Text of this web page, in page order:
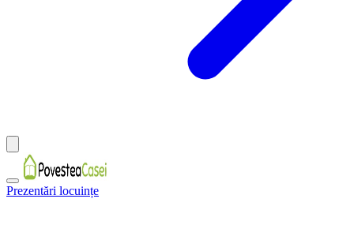
Prezentări locuințe